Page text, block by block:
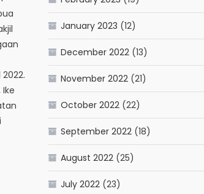
January 2023 (12)
December 2022 (13)
November 2022 (21)
October 2022 (22)
September 2022 (18)
August 2022 (25)
July 2022 (23)